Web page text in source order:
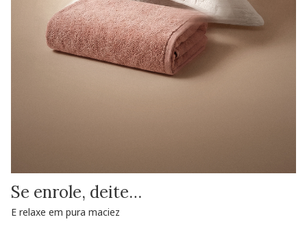
Se enrole, deite…
E relaxe em pura maciez